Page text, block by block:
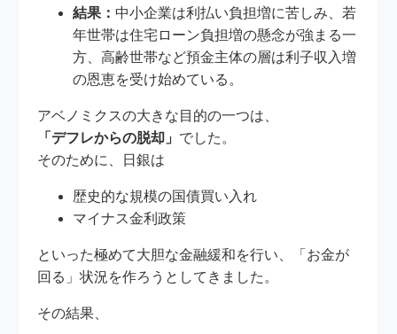
結果： 中小企業は利払い負担増に苦しみ、若
年世帯は住宅ローン負担増の懸念が強まる一
方、高齢世帯など預金主体の層は利子収入増
の恩恵を受け始めている。
アベノミクスの大きな目的の一つは、
「デフレからの脱却」 でした。
そのために、日銀は
歴史的な規模の国債買い入れ
マイナス金利政策
といった極めて大胆な金融緩和を行い、「お金が
回る」状況を作ろうとしてきました。
その結果、